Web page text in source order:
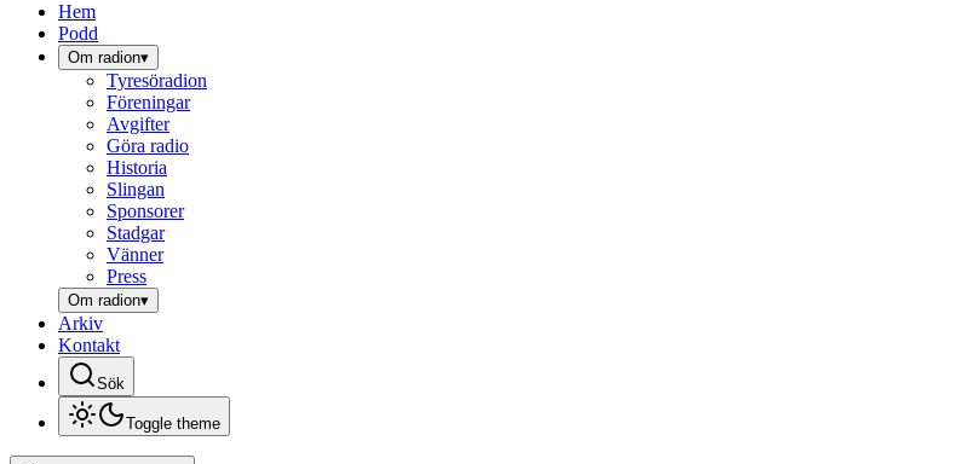
Hem
Podd
Om radion▾
Tyresöradion
Föreningar
Avgifter
Göra radio
Historia
Slingan
Sponsorer
Stadgar
Vänner
Press
Om radion▾
Arkiv
Kontakt
Sök
Toggle theme